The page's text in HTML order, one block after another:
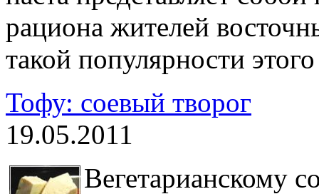
рациона жителей
такой популярности
Тофу: соевый творог
19.05.2011
Вегетарианскому